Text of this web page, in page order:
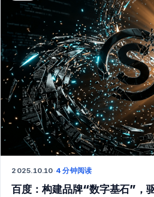
2025.10.10·4 分钟阅读
百度：构建品牌“数字基石”，